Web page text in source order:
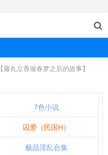
【藤丸立香做春梦之后的故事】
7色小说
囚爱（民国H）
极品淫乱合集